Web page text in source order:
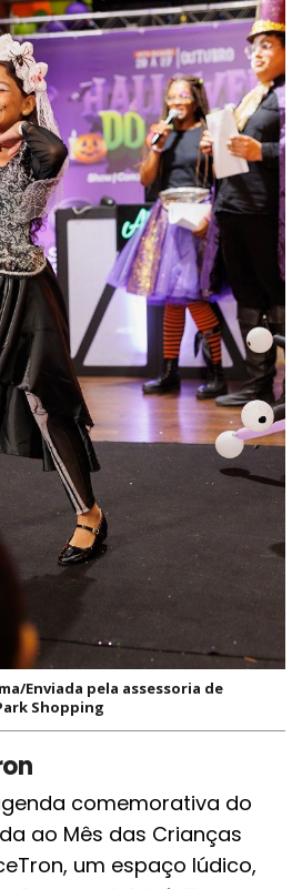
Enviada pela assessoria de
Shopping
comemorativa do
ao Mês das Crianças
um espaço lúdico,